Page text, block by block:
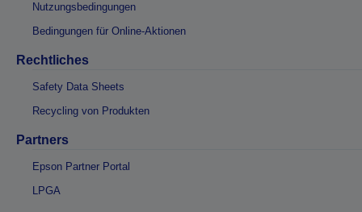
Nutzungsbedingungen
Bedingungen für Online-Aktionen
Rechtliches
Safety Data Sheets
Recycling von Produkten
Partners
Epson Partner Portal
LPGA